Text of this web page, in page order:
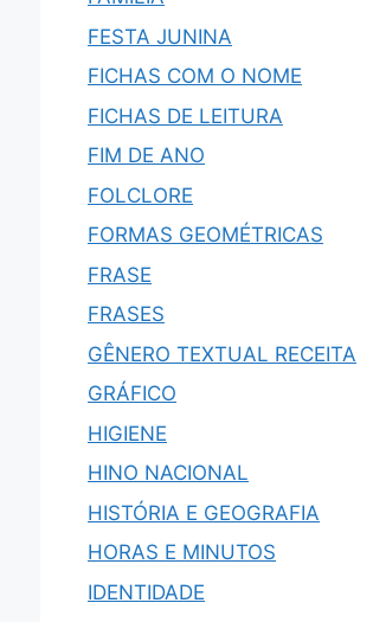
FESTA JUNINA
FICHAS COM O NOME
FICHAS DE LEITURA
FIM DE ANO
FOLCLORE
FORMAS GEOMÉTRICAS
FRASE
FRASES
GÊNERO TEXTUAL RECEITA
GRÁFICO
HIGIENE
HINO NACIONAL
HISTÓRIA E GEOGRAFIA
HORAS E MINUTOS
IDENTIDADE